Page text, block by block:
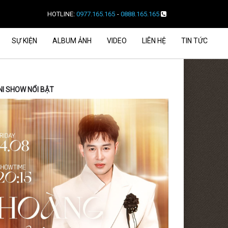
HOTLINE: 0977.165.165 - 0888.165.165
SỰ KIỆN ALBUM ẢNH VIDEO LIÊN HỆ TIN TỨC
SHOW NỔI BẬT